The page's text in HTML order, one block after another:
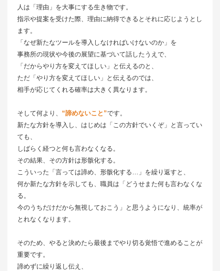
人は「理由」を大事にする生き物です。
指示や提案を受けた際、理由に納得できるとそれに応じようとし
ます。
「なぜ新たなツールを導入しなければいけないのか」を
事務所の現状や今後の展望に基づいて話したうえで、
「だからやり方を変えてほしい」と伝えるのと、
ただ「やり方を変えてほしい」と伝えるのでは、
相手が応じてくれる確率は大きく異なります。
そして何より、 “諦めないこと”です。
新たな方針を導入し、はじめは「この方針でいくぞ」と言ってい
ても、
しばらく経つと何も言わなくなる。
その結果、その方針は形骸化する。
こういった「言っては諦め、形骸化する…」を繰り返すと、
何か新たな方針を示しても、職員は「どうせまた何も言わなくな
る。
今のうちだけだから無視しておこう」と思うようになり、統率が
とれなくなります。
そのため、やると決めたら最後までやり切る覚悟で進めることが
重要です。
諦めずに繰り返し伝え、